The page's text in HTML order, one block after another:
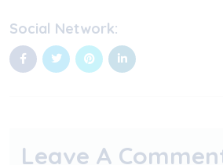
Social Network:
Leave A